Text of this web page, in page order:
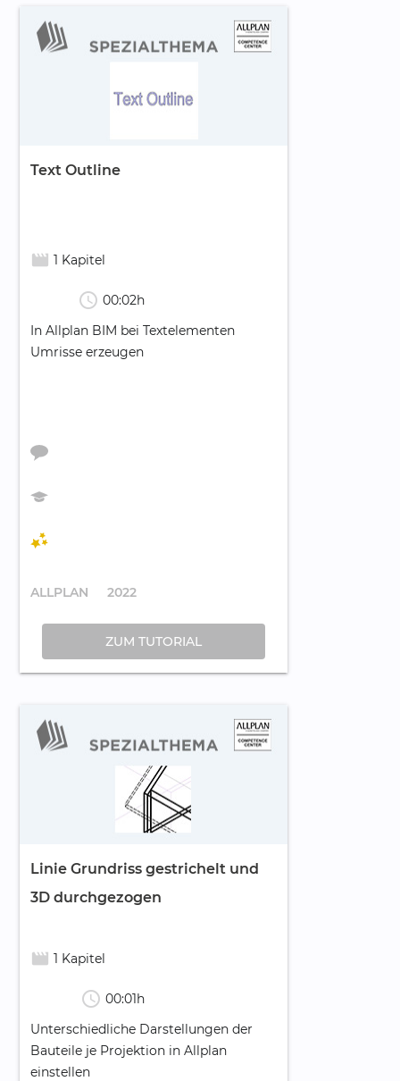
Text Outline
movie_creation 1 Kapitel
schedule 00:02h
In Allplan BIM bei Textelementen
Umrisse erzeugen
ALLPLAN 2022
ZUM TUTORIAL
Linie Grundriss gestrichelt und
3D durchgezogen
movie_creation 1 Kapitel
schedule 00:01h
Unterschiedliche Darstellungen der
Bauteile je Projektion in Allplan
einstellen